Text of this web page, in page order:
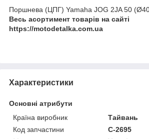
Поршнева (ЦПГ) Yamaha JOG 2JA 50
Весь асортимент товарів на сайті
https://motodetalka.com.ua
Характеристики
Основні атрибути
Країна виробник
Тайвань
Код запчастини
C-2695